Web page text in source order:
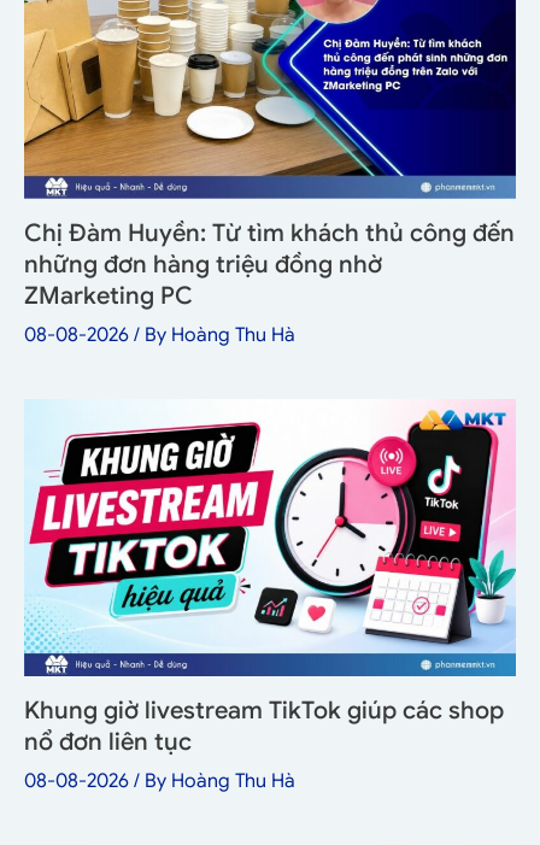
Chị Đàm Huyền: Từ tìm khách thủ công đến
những đơn hàng triệu đồng nhờ
ZMarketing PC
08-08-2026 / By Hoàng Thu Hà
Khung giờ livestream TikTok giúp các shop
nổ đơn liên tục
08-08-2026 / By Hoàng Thu Hà